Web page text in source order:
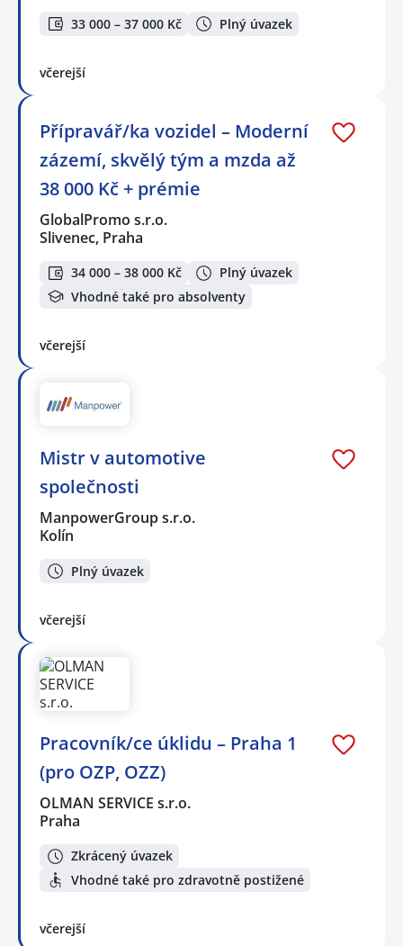
33 000 – 37 000 Kč Plný úvazek
včerejší
Přípravář/ka vozidel – Moderní
zázemí, skvělý tým a mzda až
38 000 Kč + prémie
GlobalPromo s.r.o.
Slivenec, Praha
34 000 – 38 000 Kč
Plný úvazek
Vhodné také pro absolventy
včerejší
Mistr v automotive
společnosti
ManpowerGroup s.r.o.
Kolín
Plný úvazek
včerejší
Pracovník/ce úklidu – Praha 1
(pro OZP, OZZ)
OLMAN SERVICE s.r.o.
Praha
Zkrácený úvazek
Vhodné také pro zdravotně postižené
včerejší